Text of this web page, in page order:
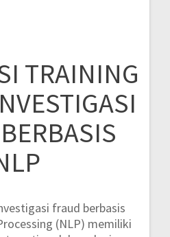
TRAINING
fraud berbasis
(NLP) memiliki